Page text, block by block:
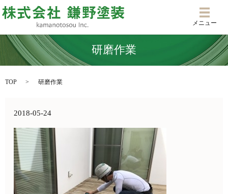
メニ
メニュー
研磨作業
TOP 研磨作業
2018-05-24